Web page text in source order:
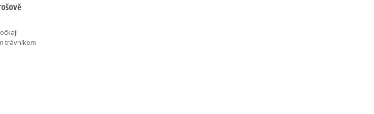
trávníkem